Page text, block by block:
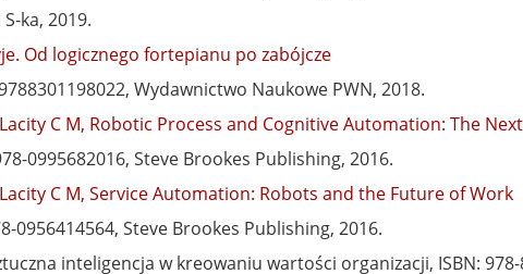
ka, 2019.
Od logicznego fortepianu po zabójcze
Wydawnictwo Naukowe PWN, 2018.
C M, Robotic Process and Cognitive Automation: The Next
0995682016, Steve Brookes Publishing, 2016.
C M, Service Automation: Robots and the Future of Work
0956414564, Steve Brookes Publishing, 2016.
inteligencja w kreowaniu wartości organizacji, ISBN: